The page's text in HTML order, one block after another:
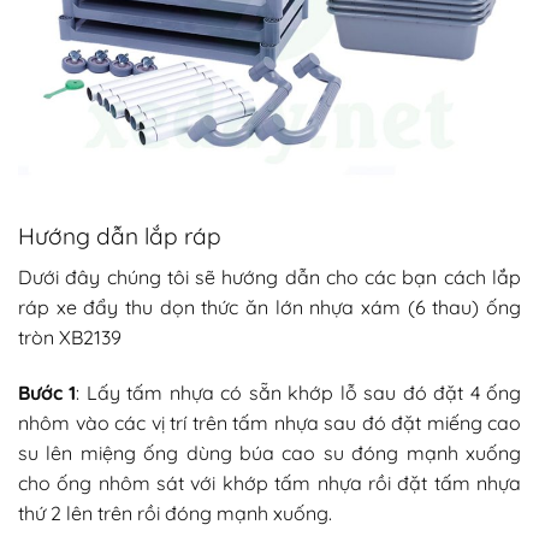
Hướng dẫn lắp ráp
Dưới đây chúng tôi sẽ hướng dẫn cho các bạn cách lắp
ráp xe đẩy thu dọn thức ăn lớn nhựa xám (6 thau) ống
tròn XB2139
Bước 1: Lấy tấm nhựa có sẵn khớp lỗ sau đó đặt 4 ống
nhôm vào các vị trí trên tấm nhựa sau đó đặt miếng cao
su lên miệng ống dùng búa cao su đóng mạnh xuống
cho ống nhôm sát với khớp tấm nhựa rồi đặt tấm nhựa
thứ 2 lên trên rồi đóng mạnh xuống.